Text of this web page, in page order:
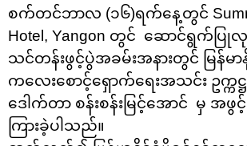
စက်တင်ဘာလ (၁၆)ရက်နေ့တွင်
Hotel, Yangon တွင် ဆောင်ရွက်ပြု
သင်တန်းဖွင့်ပွဲအခမ်းအနားတွင် မြန်မာ
ကလေးစောင့်ရှောက်ရေးအသင်း ဥက္ကဋ္ဌ
ဒေါက်တာ စန်းစန်းမြင့်အောင် မှ အဖွ
ကြားခဲ့ပါသည်။